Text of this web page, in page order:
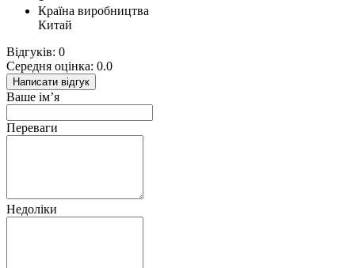
Країна виробництва
Китай
Відгуків: 0
Середня оцінка: 0.0
Написати відгук
Ваше ім’я
Переваги
Недоліки